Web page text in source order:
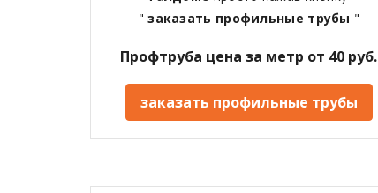
"заказать профильные трубы "
Профтруба цена за метр от 40 руб.
заказать профильные трубы